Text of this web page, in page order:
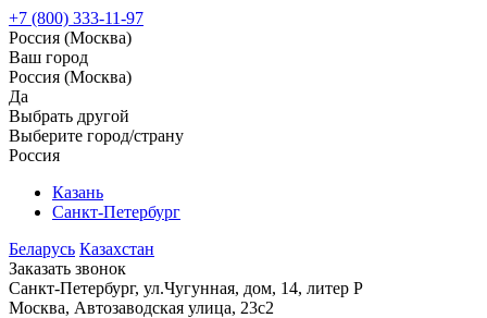
+7 (800) 333-11-97
Россия (Москва)
Ваш город
Россия (Москва)
Да
Выбрать другой
Выберите город/страну
Россия
Казань
Санкт-Петербург
Беларусь Казахстан
Заказать звонок
Санкт-Петербург, ул.Чугунная, дом, 14, литер Р
Москва, Автозаводская улица, 23с2